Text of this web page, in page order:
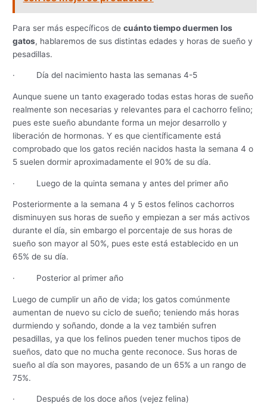
Para ser más específicos decuánto tiempo duermen los
gatos, hablaremos de sus distintas edades y horas de sueño y
pesadillas.
· Día del nacimiento hasta las semanas 4-5
Aunque suene un tanto exagerado todas estas horas de sueño
realmente son necesarias y relevantes para el cachorro felino;
pues este sueño abundante forma un mejor desarrollo y
liberación de hormonas. Y es que científicamente está
comprobado que los gatos recién nacidos hasta la semana 4 o
5 suelen dormir aproximadamente el 90% de su día.
· Luego de la quinta semana y antes del primer año
Posteriormente a la semana 4 y 5 estos felinos cachorros
disminuyen sus horas de sueño y empiezan a ser más activos
durante el día, sin embargo el porcentaje de sus horas de
sueño son mayor al 50%, pues este está establecido en un
65% de su día.
· Posterior al primer año
Luego de cumplir un año de vida; los gatos comúnmente
aumentan de nuevo su ciclo de sueño; teniendo más horas
durmiendo y soñando, donde a la vez también sufren
pesadillas, ya que los felinos pueden tener muchos tipos de
sueños, dato que no mucha gente reconoce. Sus horas de
sueño al día son mayores, pasando de un 65% a un rango de
75%.
· Después de los doce años (vejez felina)